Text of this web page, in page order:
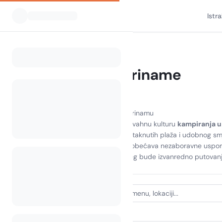
Camping Suriname
Otkrijte ljepotu kampiranja u Surinamu
Doživite zadivljujuće krajolike i živahnu kulturu kampiranja
kombinaciju bujnih prašuma, netaknutih plaža i udobnog
obećava nezaboravne
avanture i neka vaš sljedeći bijeg bude izvanredno